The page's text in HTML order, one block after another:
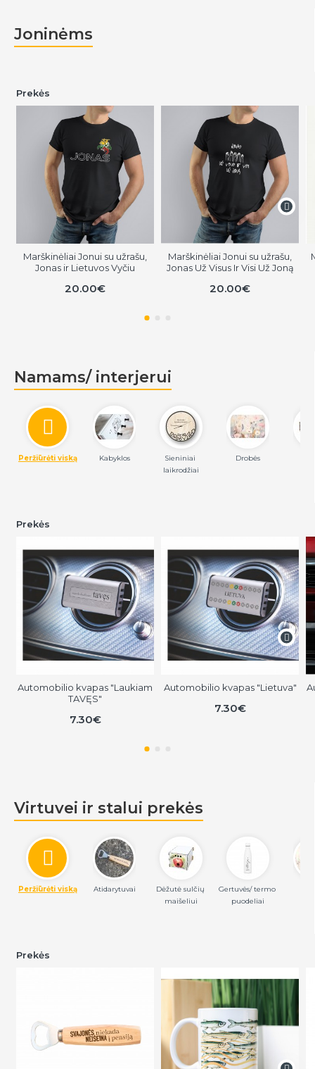
Joninėms
Prekės
Marškinėliai Jonui su užrašu,
Jonas ir Lietuvos Vyčiu
20.00€
Marškinėliai Jonui su užrašu,
Jonas Už Visus Ir Visi Už Joną
20.00€
Namams/ interjerui
Kabyklos
Sieniniai
laikrodžiai
Drobės
Peržiūrėti viską
Prekės
Automobilio kvapas "Laukiam
TAVĘS"
7.30€
Automobilio kvapas "Lietuva"
7.30€
Virtuvei ir stalui prekės
Atidarytuvai
Dėžutė sulčių
maišeliui
Gertuvės/ termo
puodeliai
Peržiūrėti viską
Prekės